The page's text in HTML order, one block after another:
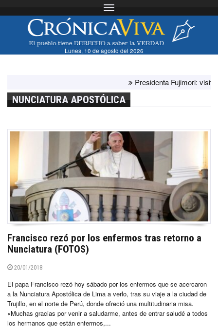
Toggle navigation
Lunes, 10 de agosto del 2026
Presidenta Fujimori: visita
NUNCIATURA APOSTÓLICA
Francisco rezó por los enfermos tras retorno a
Nunciatura (FOTOS)
20/01/2018
El papa Francisco rezó hoy sábado por los enfermos que se acercaron
a la Nunciatura Apostólica de Lima a verlo, tras su viaje a la ciudad de
Trujillo, en el norte de Perú, donde ofreció una multitudinaria misa.
«Muchas gracias por venir a saludarme, antes de entrar saludé a todos
los hermanos que están enfermos,...